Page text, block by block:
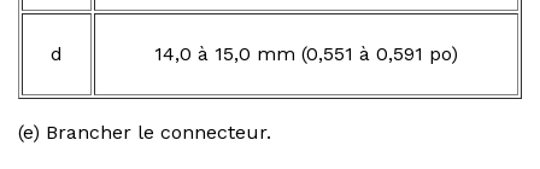
d 14,0 à 15,0 mm (0,551 à 0,591 po)
(e) Brancher le connecteur.